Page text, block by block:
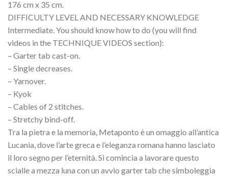
176 cm x 35 cm.
DIFFICULTY LEVEL AND NECESSARY KNOWLEDGE
Intermediate. You should know how to do (you will find
videos in the TECHNIQUE VIDEOS section):
– Garter tab cast-on.
– Single decreases.
– Yarnover.
– Kyok
– Cables of 2 stitches.
– Stretchy bind-off.
Tra la pietra e la memoria, Metaponto è un omaggio all’antica
Lucania, dove l’arte greca e l’eleganza romana hanno lasciato
il loro segno per l’eternità. Si comincia a lavorare questo
scialle a mezza luna con un avvio garter tab che simboleggia